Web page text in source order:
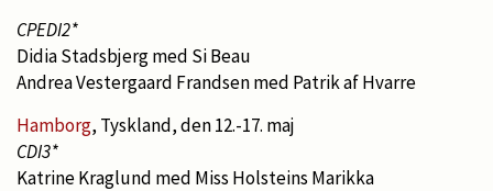
CPEDI2*
Didia Stadsbjerg med Si Beau
Andrea Vestergaard Frandsen med Patrik af Hvarre
Hamborg, Tyskland, den 12.-17. maj
CDI3*
Katrine Kraglund med Miss Holsteins Marikka